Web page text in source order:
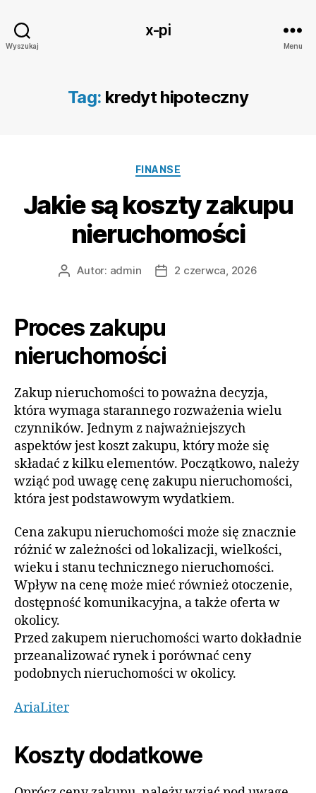
Wyszukaj
x-pi
Menu
Tag: kredyt hipoteczny
Kategorie
FINANSE
Jakie są koszty zakupu
nieruchomości
AutorAutor: admin
Data2 czerwca, 2026
Proces zakupu
nieruchomości
Zakup nieruchomości to poważna decyzja,
która wymaga starannego rozważenia wielu
czynników. Jednym z najważniejszych
aspektów jest koszt zakupu, który może się
składać z kilku elementów. Początkowo, należy
wziąć pod uwagę cenę zakupu nieruchomości,
która jest podstawowym wydatkiem.
Cena zakupu nieruchomości może się znacznie
różnić w zależności od lokalizacji, wielkości,
wieku i stanu technicznego nieruchomości.
Wpływ na cenę może mieć również otoczenie,
dostępność komunikacyjna, a także oferta w
okolicy.
Przed zakupem nieruchomości warto dokładnie
przeanalizować rynek i porównać ceny
podobnych nieruchomości w okolicy.
AriaLiter
Koszty dodatkowe